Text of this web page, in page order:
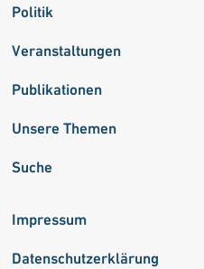
Politik
Veranstaltungen
Publikationen
Unsere Themen
Suche
Impressum
Datenschutzerklärung